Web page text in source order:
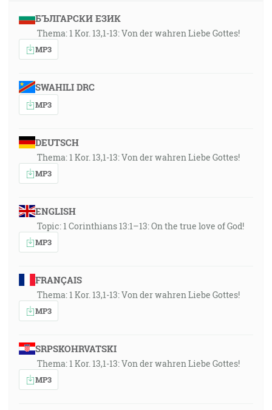
БЪЛГАРСКИ ЕЗИК
Thema: 1 Kor. 13,1-13: Von der wahren Liebe Gottes!
MP3
SWAHILI DRC
MP3
DEUTSCH
Thema: 1 Kor. 13,1-13: Von der wahren Liebe Gottes!
MP3
ENGLISH
Topic: 1 Corinthians 13:1–13: On the true love of God!
MP3
FRANÇAIS
Thema: 1 Kor. 13,1-13: Von der wahren Liebe Gottes!
MP3
SRPSKOHRVATSKI
Thema: 1 Kor. 13,1-13: Von der wahren Liebe Gottes!
MP3